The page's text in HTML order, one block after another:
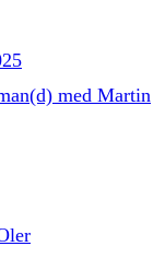
med Martin